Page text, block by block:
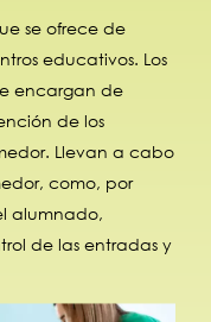
se ofrece de
educativos. Los
encargan de
de los
Llevan a cabo
como, por
alumnado,
de las entradas y